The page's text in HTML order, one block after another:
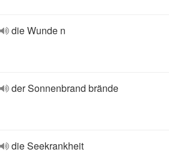
die Wunde n
der Sonnenbrand brände
die Seekrankheit